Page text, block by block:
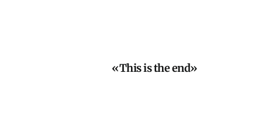
«This is the end»